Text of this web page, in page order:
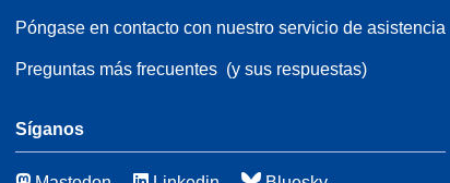
2
Póngase en contacto con nuestro servicio de asistencia
Preguntas más frecuentes(y sus respuestas)
Síganos